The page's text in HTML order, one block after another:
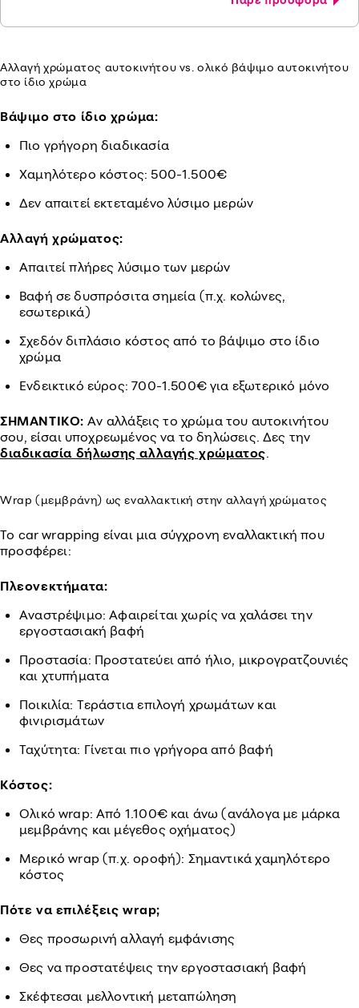
Αλλαγή χρώματος αυτοκινήτου vs. ολικό βάψιμο αυτοκινήτου
στο ίδιο χρώμα
Βάψιμο στο ίδιο χρώμα:
Πιο γρήγορη διαδικασία
Χαμηλότερο κόστος: 500-1.500€
Δεν απαιτεί εκτεταμένο λύσιμο μερών
Αλλαγή χρώματος:
Απαιτεί πλήρες λύσιμο των μερών
Βαφή σε δυσπρόσιτα σημεία (π.χ. κολώνες,
εσωτερικά)
Σχεδόν διπλάσιο κόστος από το βάψιμο στο ίδιο
χρώμα
Ενδεικτικό εύρος: 700-1.500€ για εξωτερικό μόνο
ΣΗΜΑΝΤΙΚΟ: Αν αλλάξεις το χρώμα του αυτοκινήτου
σου, είσαι υποχρεωμένος να το δηλώσεις. Δες την
διαδικασία δήλωσης αλλαγής χρώματος.
Wrap (μεμβράνη) ως εναλλακτική στην αλλαγή χρώματος
Το car wrapping είναι μια σύγχρονη εναλλακτική που
προσφέρει:
Πλεονεκτήματα:
Αναστρέψιμο: Αφαιρείται χωρίς να χαλάσει την
εργοστασιακή βαφή
Προστασία: Προστατεύει από ήλιο, μικρογρατζουνιές
και χτυπήματα
Ποικιλία: Τεράστια επιλογή χρωμάτων και
φινιρισμάτων
Ταχύτητα: Γίνεται πιο γρήγορα από βαφή
Κόστος:
Ολικό wrap: Από 1.100€ και άνω (ανάλογα με μάρκα
μεμβράνης και μέγεθος οχήματος)
Μερικό wrap (π.χ. οροφή): Σημαντικά χαμηλότερο
κόστος
Πότε να επιλέξεις wrap;
Θες προσωρινή αλλαγή εμφάνισης
Θες να προστατέψεις την εργοστασιακή βαφή
Σκέφτεσαι μελλοντική μεταπώληση